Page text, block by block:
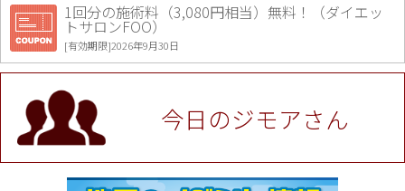
1回分の施術料（3,080円相当）無料！（ダイエッ
トサロンFOO）
[有効期限]2026年9月30日
値段提示後「ジモア見た」で更に買い取り金額 U
P！※チケットと新品商品は除く（大黒屋 高田馬場
駅前店）
[有効期限]2026年9月30日
★ジモア限定特典★ お会計より全品5％OFF（ナチ
ュラル＆ハンドメイドショップ［マキマキ］）
[有効期限]2026年9月30日まで
今日のジモアさん